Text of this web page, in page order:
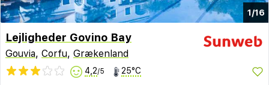
1/16
Lejligheder Govino Bay
Gouvia, Corfu, Grækenland
4,2/5 25°C